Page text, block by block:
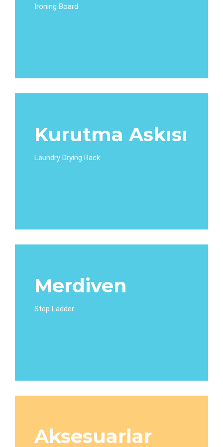
Ironing Board
Kurutma Askısı
Laundry Drying Rack
Merdiven
Step Ladder
Aksesuarlar